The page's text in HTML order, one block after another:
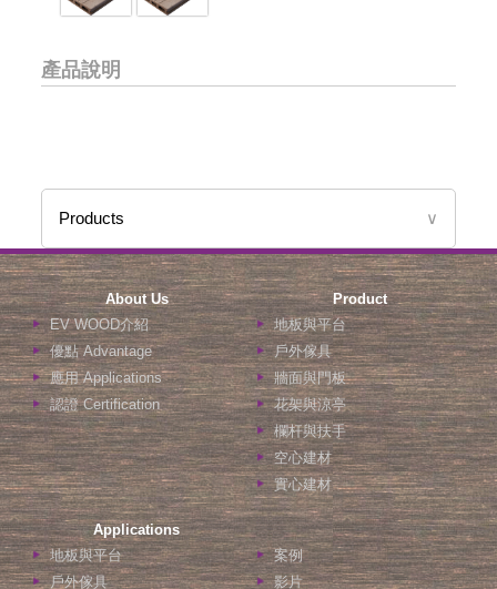
產品說明
Products ∨
About Us
EV WOOD介紹
優點 Advantage
應用 Applications
認證 Certification
Product
地板與平台
戶外傢具
牆面與門板
花架與涼亭
欄杆與扶手
空心建材
實心建材
Applications
地板與平台
戶外傢具
案例
影片